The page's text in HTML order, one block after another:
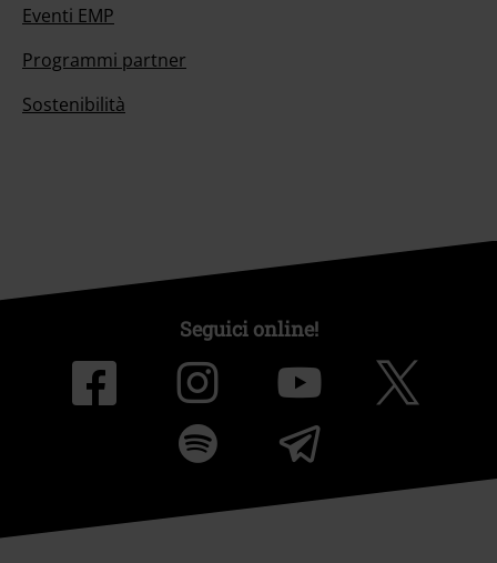
Eventi EMP
Programmi partner
Sostenibilità
Seguici online!